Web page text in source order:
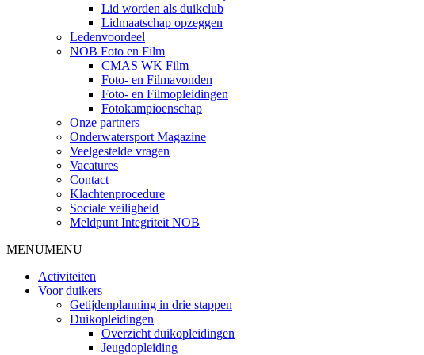
Lid worden als duikclub
Lidmaatschap opzeggen
Ledenvoordeel
NOB Foto en Film
CMAS WK Film
Foto- en Filmavonden
Foto- en Filmopleidingen
Fotokampioenschap
Onze partners
Onderwatersport Magazine
Veelgestelde vragen
Vacatures
Contact
Klachtenprocedure
Sociale veiligheid
Meldpunt Integriteit NOB
MENUMENU
Activiteiten
Voor duikers
Getijdenplanning in drie stappen
Duikopleidingen
Overzicht duikopleidingen
Jeugdopleiding